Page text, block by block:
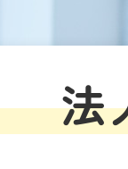
法